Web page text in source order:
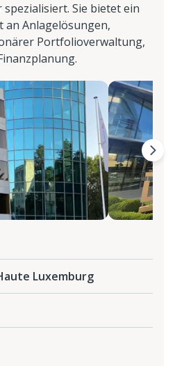
Sie bietet ein
an Anlagelösungen,
Portfolioverwaltung,
Luxemburg